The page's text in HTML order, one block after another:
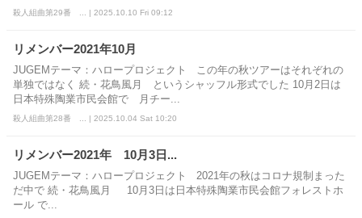
殺人組曲第29番 ... | 2025.10.10 Fri 09:12
リメンバー2021年10月
JUGEMテーマ：ハロープロジェクト この年の秋ツアーはそれぞれの
単独ではなく 続・花鳥風月 というシャッフル形式でした 10月2日は
日本特殊陶業市民会館で 月チー...
殺人組曲第28番 ... | 2025.10.04 Sat 10:20
リメンバー2021年 10月3日...
JUGEMテーマ：ハロープロジェクト 2021年の秋はコロナ規制まった
だ中で 続・花鳥風月 10月3日は日本特殊陶業市民会館フォレストホ
ール で...